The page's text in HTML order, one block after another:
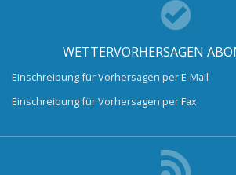
WETTERVORHERSAGEN
Einschreibung für Vorhersagen per E-Mail
Einschreibung für Vorhersagen per Fax